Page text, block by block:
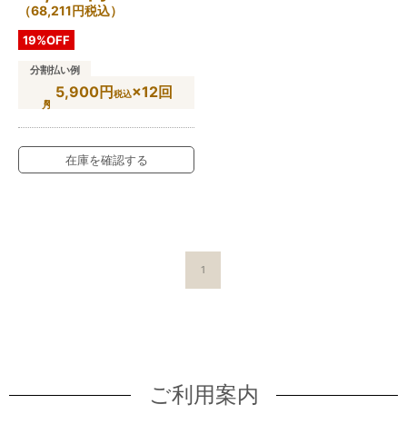
（68,211円税込）
19%OFF
分割払い例
5,900円税込×12回
在庫を確認する
1
ご利用案内